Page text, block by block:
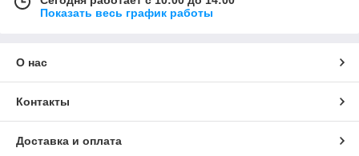
Показать весь график работы
О нас
Контакты
Доставка и оплата